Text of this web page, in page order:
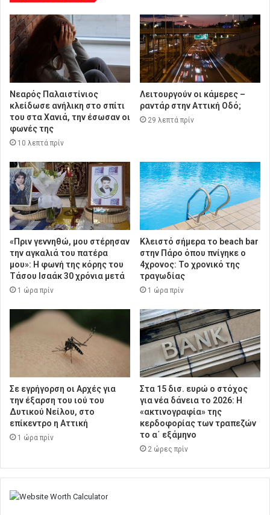
Νεαρός Παλαιστίνιος
κλείδωσε ανήλικη στο σπίτι
του στα Χανιά, την έσωσαν οι
φωνές της
10 λεπτά πρίν
Λειτουργούν οι κάμερες –
ραντάρ στην Αττική Οδό;
29 λεπτά πρίν
«Πριν γεννηθώ, μου στέρησαν
την αγκαλιά του πατέρα
μου»: Η φωνή της κόρης του
Τάσου Ισαάκ 30 χρόνια μετά
1 ώρα πρίν
Κλειστό σήμερα το beach bar
στην Πάρο όπου πνίγηκε ο
4χρονος: Το χρονικό της
τραγωδίας
1 ώρα πρίν
Σε εγρήγορση οι Αρχές για
την έξαρση του ιού του
Δυτικού Νείλου, στο
επίκεντρο η Αττική
1 ώρα πρίν
Στα 15 δισ. ευρώ ο στόχος
για νέα δάνεια το 2026: Η
«ακτινογραφία» της
κερδοφορίας των τραπεζών
το α΄ εξάμηνο
2 ώρες πρίν